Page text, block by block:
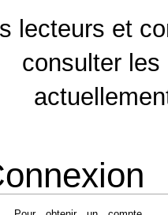
lecteurs et
consulter les